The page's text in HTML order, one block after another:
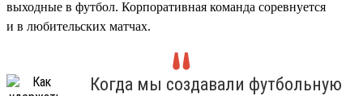
выходные в футбол. Корпоративная команда соревнуется
и в любительских матчах.
Когда мы создавали футбольную